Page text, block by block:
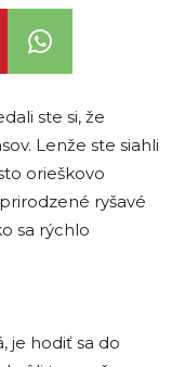
ste si, že
Lenže ste siahli
orieškovo
ryšavé
sa rýchlo
je hodiť sa do